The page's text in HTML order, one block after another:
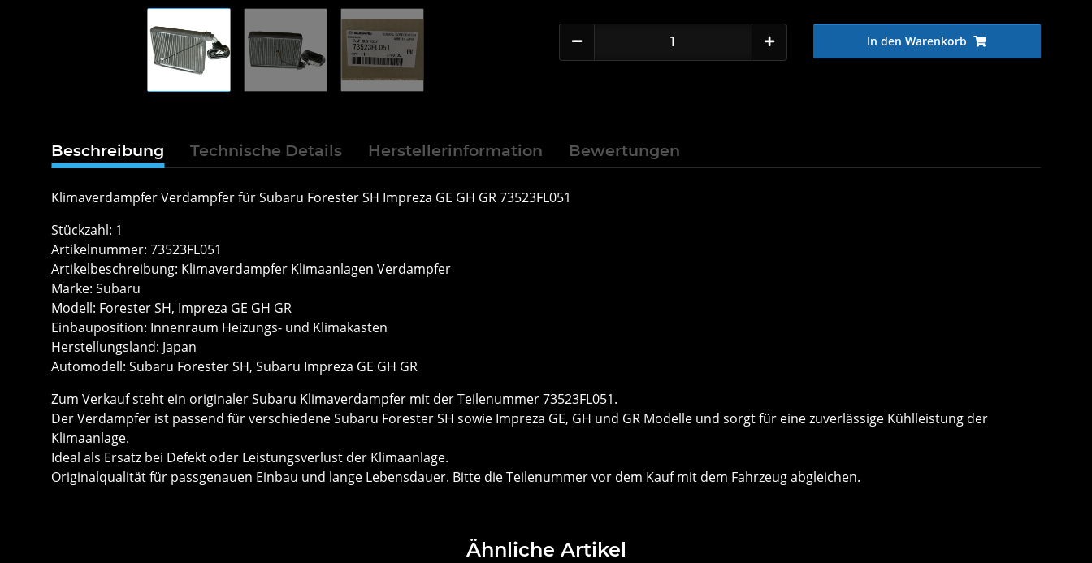
In den Warenkorb
Beschreibung Technische Details Herstellerinformation Bewertungen
Klimaverdampfer Verdampfer für Subaru Forester SH Impreza GE GH GR 73523FL051
Stückzahl: 1
Artikelnummer: 73523FL051
Artikelbeschreibung: Klimaverdampfer Klimaanlagen Verdampfer
Marke: Subaru
Modell: Forester SH, Impreza GE GH GR
Einbauposition: Innenraum Heizungs- und Klimakasten
Herstellungsland: Japan
Automodell: Subaru Forester SH, Subaru Impreza GE GH GR
Zum Verkauf steht ein originaler Subaru Klimaverdampfer mit der Teilenummer 73523FL051.
Der Verdampfer ist passend für verschiedene Subaru Forester SH sowie Impreza GE, GH und GR Modelle und sorgt für eine zuverlässige Kühlleistung der
Klimaanlage.
Ideal als Ersatz bei Defekt oder Leistungsverlust der Klimaanlage.
Originalqualität für passgenauen Einbau und lange Lebensdauer. Bitte die Teilenummer vor dem Kauf mit dem Fahrzeug abgleichen.
Ähnliche Artikel